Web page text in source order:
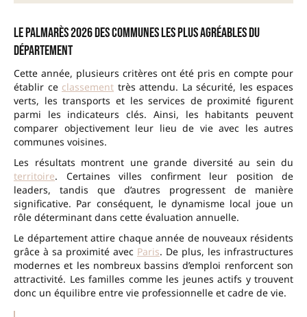
Le palmarès 2026 des communes les plus agréables du
département
Cette année, plusieurs critères ont été pris en compte pour
établir ce classement très attendu. La sécurité, les espaces
verts, les transports et les services de proximité figurent
parmi les indicateurs clés. Ainsi, les habitants peuvent
comparer objectivement leur lieu de vie avec les autres
communes voisines.
Les résultats montrent une grande diversité au sein du
territoire. Certaines villes confirment leur position de
leaders, tandis que d’autres progressent de manière
significative. Par conséquent, le dynamisme local joue un
rôle déterminant dans cette évaluation annuelle.
Le département attire chaque année de nouveaux résidents
grâce à sa proximité avec Paris. De plus, les infrastructures
modernes et les nombreux bassins d’emploi renforcent son
attractivité. Les familles comme les jeunes actifs y trouvent
donc un équilibre entre vie professionnelle et cadre de vie.